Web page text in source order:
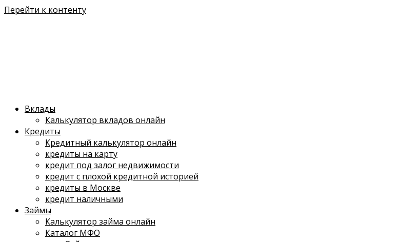
Перейти к контенту
Вклады
Калькулятор вкладов онлайн
Кредиты
Кредитный калькулятор онлайн
кредиты на карту
кредит под залог недвижимости
кредит с плохой кредитной историей
кредиты в Москве
кредит наличными
Займы
Калькулятор займа онлайн
Каталог МФО